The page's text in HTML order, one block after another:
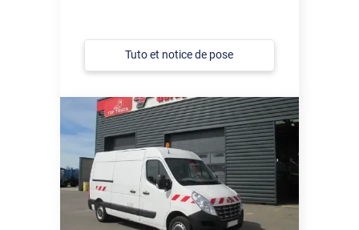
Tuto et notice de pose